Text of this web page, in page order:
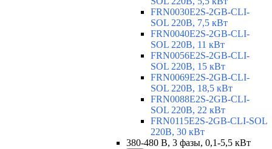
FRN0030E2S-2GB-CLI-
SOL 220В, 7,5 кВт
FRN0040E2S-2GB-CLI-
SOL 220В, 11 кВт
FRN0056E2S-2GB-CLI-
SOL 220В, 15 кВт
FRN0069E2S-2GB-CLI-
SOL 220В, 18,5 кВт
FRN0088E2S-2GB-CLI-
SOL 220В, 22 кВт
FRN0115E2S-2GB-CLI-SOL
220В, 30 кВт
380-480 В, 3 фазы, 0,1-5,5 кВт